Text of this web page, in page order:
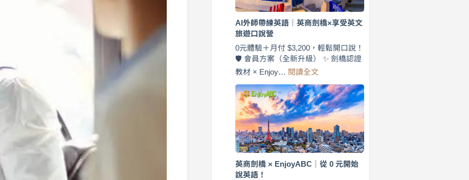
語！
商
橋
×
EnjoyABC
遊
口
說
營
｜
月
付
$3,200，
AI外師帶練英語｜英商劍橋×享受英文
旅遊口說營
0元體驗＋月付 $3,200，輕鬆開口說！
🛡️ 會員方案（全新升級） ✨ 劍橋認證
教材 × Enjoy… 閱讀全文
外
師
帶
練
英
語
｜
英
英商劍橋 × EnjoyABC｜從 0 元開始
說英語！